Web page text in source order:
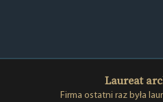
Laureat
Firma ostatni raz była